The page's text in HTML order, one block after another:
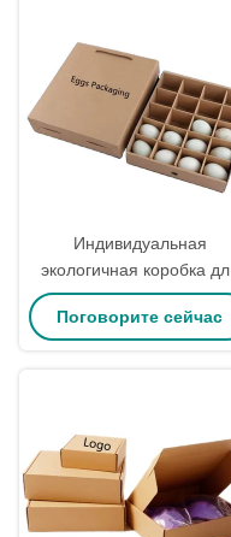
Индивидуальная
экологичная коробка для
20 перепелиных яиц с
ручкой - коричневая
Поговорите сейчас